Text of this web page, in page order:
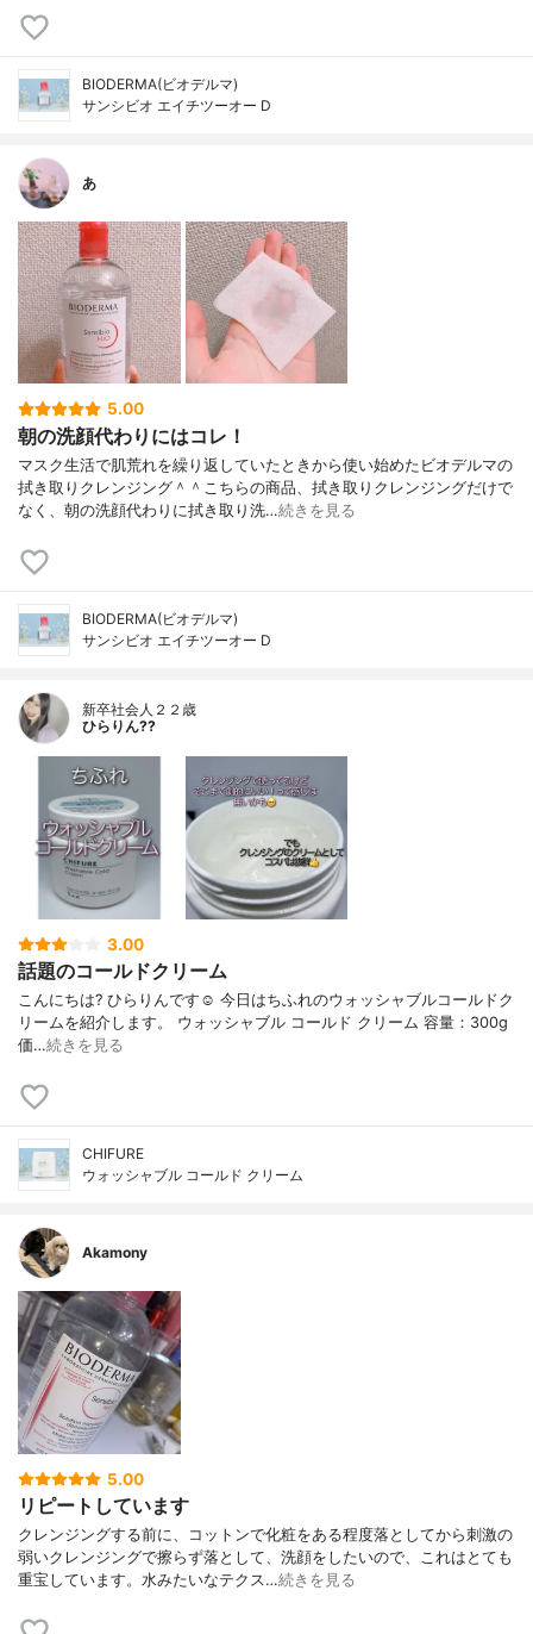
BIODERMA(ビオデルマ)
サンシビオ エイチツーオー D
あ
5.00
朝の洗顔代わりにはコレ！
マスク生活で肌荒れを繰り返していたときから使い始めたビオデルマの
拭き取りクレンジング＾＾こちらの商品、拭き取りクレンジングだけで
なく、朝の洗顔代わりに拭き取り洗…続きを見る
BIODERMA(ビオデルマ)
サンシビオ エイチツーオー D
新卒社会人２２歳
ひらりん??
3.00
話題のコールドクリーム
こんにちは? ひらりんです☺️ 今日はちふれのウォッシャブルコールドク
リームを紹介します。 ウォッシャブル コールド クリーム 容量：300g
価…続きを見る
CHIFURE
ウォッシャブル コールド クリーム
Akamony
5.00
リピートしています
クレンジングする前に、コットンで化粧をある程度落としてから刺激の
弱いクレンジングで擦らず落として、洗顔をしたいので、これはとても
重宝しています。水みたいなテクス…続きを見る